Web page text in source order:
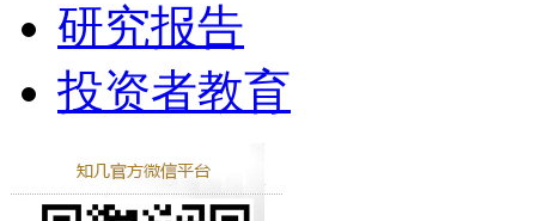
研究报告
投资者教育